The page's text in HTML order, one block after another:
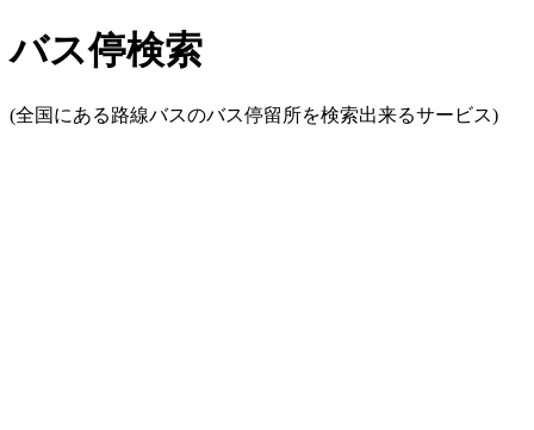
バス停検索
(全国にある路線バスのバス停留所を検索出来るサービス)